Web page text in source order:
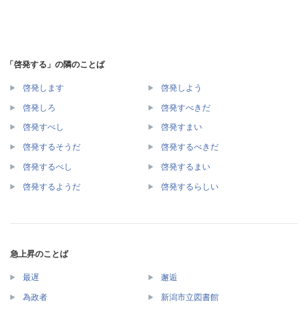
「啓発する」の隣のことば
啓発します 啓発しよう
啓発しろ 啓発すべきだ
啓発すべし 啓発すまい
啓発するそうだ 啓発するべきだ
啓発するべし 啓発するまい
啓発するようだ 啓発するらしい
急上昇のことば
最遅 邂逅
為政者 新潟市立図書館